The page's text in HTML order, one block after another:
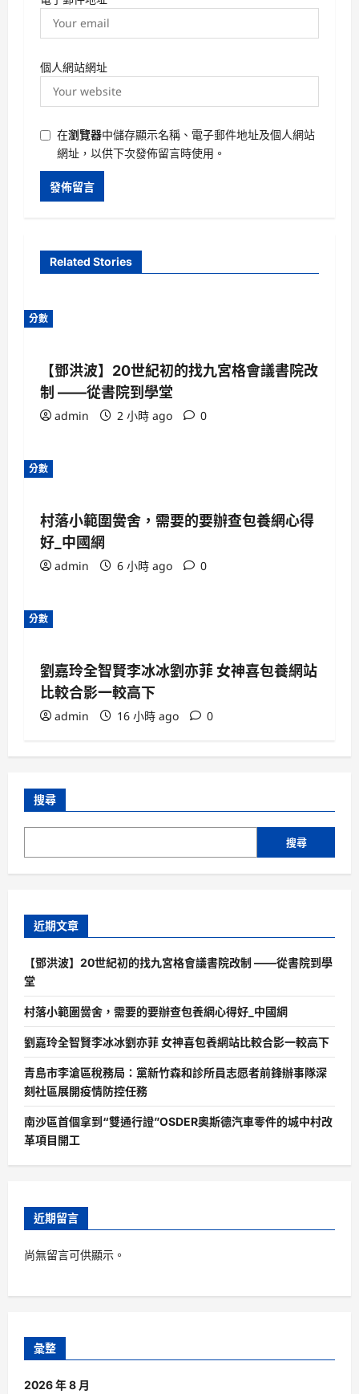
個人網站網址
在瀏覽器中儲存顯示名稱、電子郵件地址及個人網站
網址，以供下次發佈留言時使用。
Related Stories
分數
【鄧洪波】20世紀初的找九宮格會議書院改
制 ——從書院到學堂
admin 2 小時 ago 0
分數
村落小範圍黌舍，需要的要辦查包養網心得
好_中國網
admin 6 小時 ago 0
分數
劉嘉玲全智賢李冰冰劉亦菲 女神喜包養網站
比較合影一較高下
admin 16 小時 ago 0
搜尋
搜尋
近期文章
【鄧洪波】20世紀初的找九宮格會議書院改制 ——從書院到學
堂
村落小範圍黌舍，需要的要辦查包養網心得好_中國網
劉嘉玲全智賢李冰冰劉亦菲 女神喜包養網站比較合影一較高下
青島市李滄區稅務局：黨新竹森和診所員志愿者前鋒辦事隊深
刻社區展開疫情防控任務
南沙區首個拿到“雙通行證”OSDER奧斯德汽車零件的城中村改
革項目開工
近期留言
尚無留言可供顯示。
彙整
2026 年 8 月